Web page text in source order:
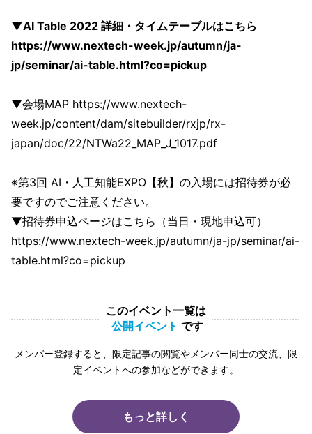
▼AI Table 2022 詳細・タイムテーブルはこちら
https://www.nextech-week.jp/autumn/ja-
jp/seminar/ai-table.html?co=pickup
▼会場MAP https://www.nextech-
week.jp/content/dam/sitebuilder/rxjp/rx-
japan/doc/22/NTWa22_MAP_J_1017.pdf
※第3回 AI・人工知能EXPO【秋】の入場には招待券が必
要ですのでご注意ください。
▼招待券申込ページはこちら（当日・現地申込可）
https://www.nextech-week.jp/autumn/ja-jp/seminar/ai-
table.html?co=pickup
このイベント一覧は
公開イベント です
メンバー登録すると、限定記事の閲覧やメンバー同士の交流、限
定イベントへの参加などができます。
もっと詳しく